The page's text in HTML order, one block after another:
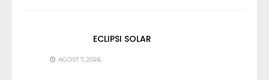
ECLIPSI SOLAR
AGOST 7, 2026